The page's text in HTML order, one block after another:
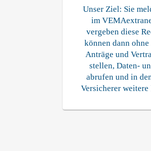
Unser Ziel: Sie
im
vergeben diese
können dann
Anträge und
stellen, Daten-
abrufen und in
Versicherer weitere